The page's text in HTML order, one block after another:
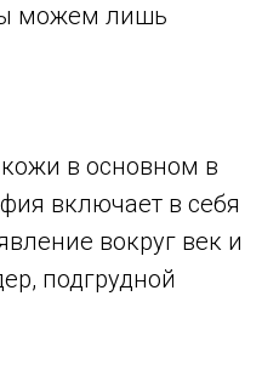
можем лишь
в основном в
включает в себя
вокруг век и
подгрудной